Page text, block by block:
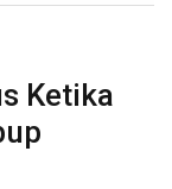
Ketika